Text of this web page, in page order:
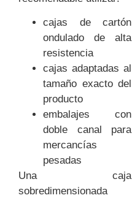
cajas de cartón
ondulado de alta
resistencia
cajas adaptadas al
tamaño exacto del
producto
embalajes con
doble canal para
mercancías
pesadas
Una caja
sobredimensionada